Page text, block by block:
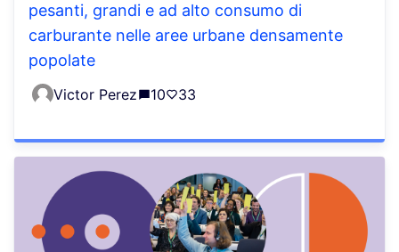
pesanti, grandi e ad alto consumo di
carburante nelle aree urbane densamente
popolate
Victor Perez 10 33